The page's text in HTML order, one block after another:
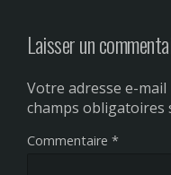
Laisser un
Votre adresse e-
champs obligatoires
Commentaire *